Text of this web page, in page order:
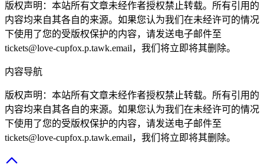
版权声明：本站所有文章未经作者授权禁止转载。所有引用的
内容均来自其各自的来源。如果您认为我们在未经许可的情况
下使用了您的受版权保护的内容，请发送电子邮件至
tickets@love-cupfox.p.tawk.email，我们将立即将其删除。
内容导航
版权声明：本站所有文章未经作者授权禁止转载。所有引用的
内容均来自其各自的来源。如果您认为我们在未经许可的情况
下使用了您的受版权保护的内容，请发送电子邮件至
tickets@love-cupfox.p.tawk.email，我们将立即将其删除。